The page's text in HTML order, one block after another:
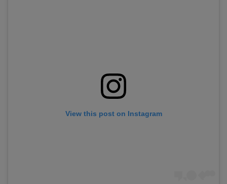
View this post on Instagram